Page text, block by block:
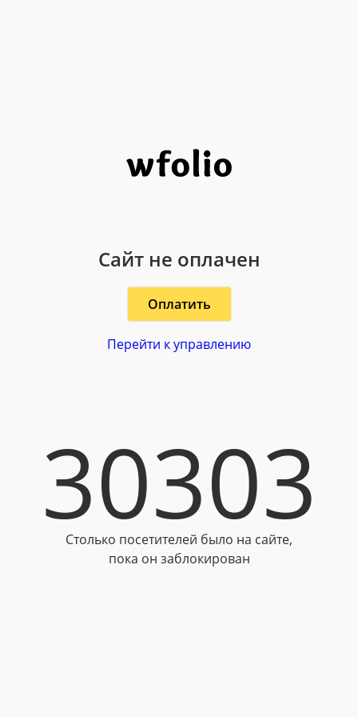
Сайт не оплачен
Оплатить
Перейти к управлению
30303
Столько посетителей было на сайте,
пока он заблокирован